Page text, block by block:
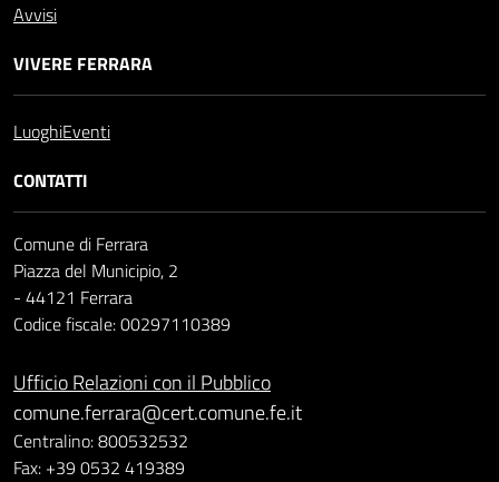
Avvisi
VIVERE FERRARA
LuoghiEventi
CONTATTI
Comune di Ferrara
Piazza del Municipio, 2
- 44121 Ferrara
Codice fiscale: 00297110389
Ufficio Relazioni con il Pubblico
comune.ferrara@cert.comune.fe.it
Centralino: 800532532
Fax: +39 0532 419389